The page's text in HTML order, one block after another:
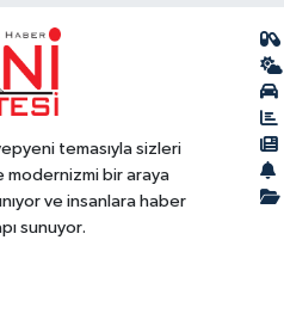
temasıyla sizleri
modernizmi bir araya
ve insanlara haber
sunuyor.